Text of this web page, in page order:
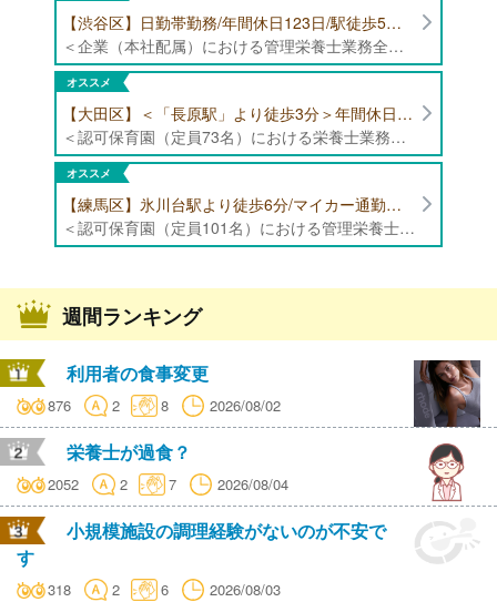
【渋谷区】日勤帯勤務/年間休日123日/駅徒歩5分/企業（本社配属）にて管理栄養士募集！
＜企業（本社配属）における管理栄養士業務全般＞ ・本社および在宅（週1日程度）で、運営・受託する保育園（約50箇所）の管理栄養士・マネジメント業務全般 ・調理指導、育成 ・調理代行※欠員時 ・衛生管理 ・献立作成 ・食材発注 ・園長、調理スタッフとの給食会議 ・クライアント企業との給食会議（食育等の企画提案） ・採用業務（面接・施設見学同行）など ・担当保育園の定期巡回（直行やオンライン対応あり） ※23区内の認可保育園や、事業所内保育園（市川市、古河市、厚木市・追浜等）
オススメ
【大田区】＜「長原駅」より徒歩3分＞年間休日120日以上/最大10連休取得可能/日勤帯勤務のみ 認可保育園（定員73名）にて、栄養士の募集！
＜認可保育園（定員73名）における栄養士業務全般＞ ・調理（朝おやつ・給食・おやつ・補食） ・盛付け、片づけ ・食育、保育室への給食ラウンド、事務業務 ・調理室のお掃除、備蓄の確認、発注など ※定員:73名(0歳児6名、1歳歳児10名、2歳児12名、3歳-5歳児各15名)
オススメ
【練馬区】氷川台駅より徒歩6分/マイカー通勤可能/年間休日120日/賞与高水準 認可保育園（定員101名）にて管理栄養士・栄養士・調理師募集！
＜認可保育園（定員101名）における管理栄養士・栄養士・調理師業務全般＞ ・調理業務全般 ・離乳食、アレルギー除去食対応 ・食育活動
週間ランキング
利用者の食事変更
876 2 8 2026/08/02
栄養士が過食？
2052 2 7 2026/08/04
小規模施設の調理経験がないのが不安で
す
318 2 6 2026/08/03